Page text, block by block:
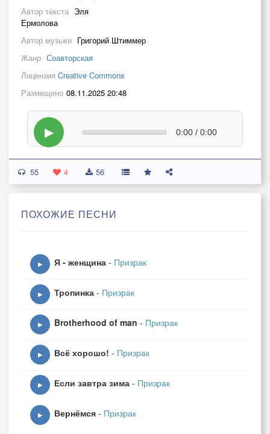
Автор текста Эля
Ермолова
Автор музыки Григорий Штиммер
Жанр Соавторская
Лицензия Creative Commons
Размещено 08.11.2025 20:48
▶ 0:00 / 0:00
55 4 56
ПОХОЖИЕ ПЕСНИ
▶ Я - женщина - Призрак
▶ Тропинка - Призрак
▶ Brotherhood of man - Призрак
▶ Всё хорошо! - Призрак
▶ Если завтра зима - Призрак
▶ Вернёмся - Призрак